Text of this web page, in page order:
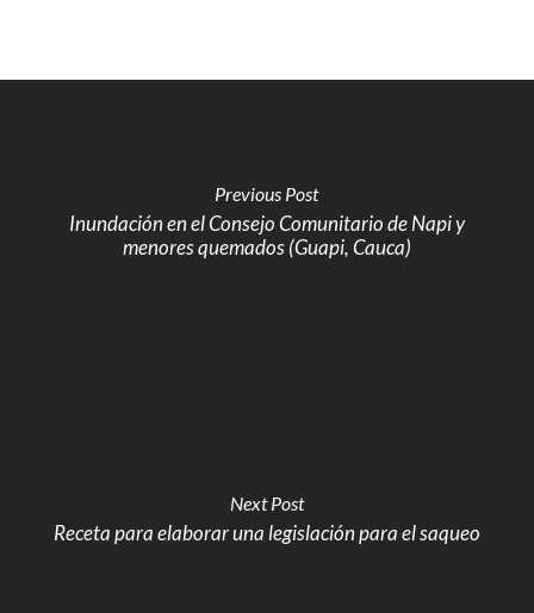
Previous Post
Inundación en el Consejo Comunitario de Napi y
menores quemados (Guapi, Cauca)
Next Post
Receta para elaborar una legislación para el saqueo